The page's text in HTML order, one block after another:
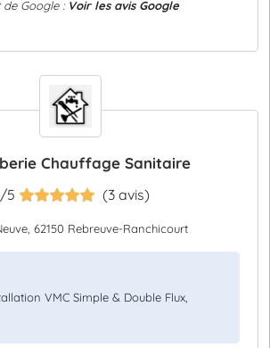
de Google : Voir les avis Google
Chauffage Sanitaire
5 (3 avis)
62150 Rebreuve-Ranchicourt
VMC Simple & Double Flux,